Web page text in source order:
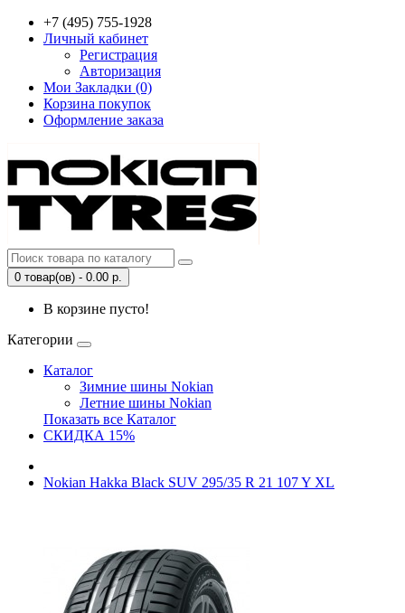
+7 (495) 755-1928
Личный кабинет
Регистрация
Авторизация
Мои Закладки (0)
Корзина покупок
Оформление заказа
0 товар(ов) - 0.00 р.
В корзине пусто!
Категории
Каталог
Зимние шины Nokian
Летние шины Nokian
Показать все Каталог
СКИДКА 15%
Nokian Hakka Black SUV 295/35 R 21 107 Y XL